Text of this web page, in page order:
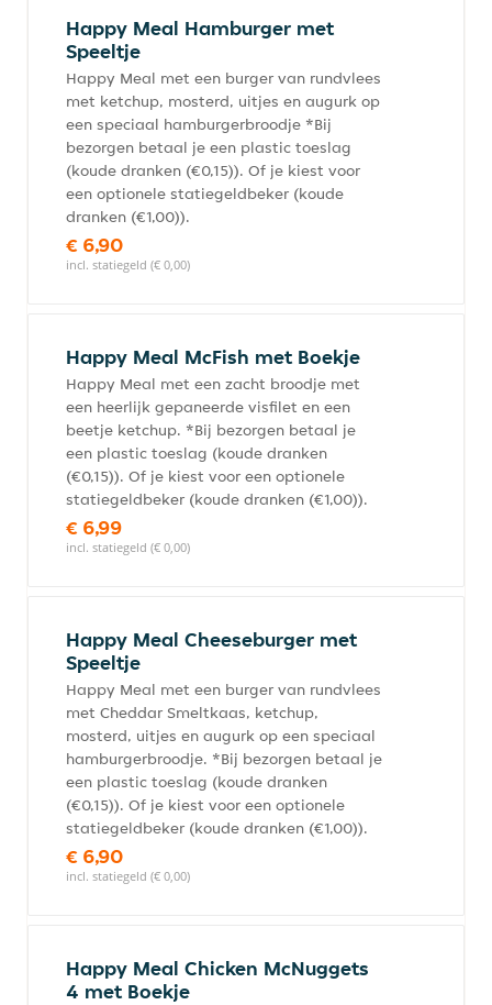
Happy Meal Hamburger met
Speeltje
Happy Meal met een burger van rundvlees
met ketchup, mosterd, uitjes en augurk op
een speciaal hamburgerbroodje *Bij
bezorgen betaal je een plastic toeslag
(koude dranken (€0,15)). Of je kiest voor
een optionele statiegeldbeker (koude
dranken (€1,00)).
€ 6,90
incl. statiegeld (€ 0,00)
Happy Meal McFish met Boekje
Happy Meal met een zacht broodje met
een heerlijk gepaneerde visfilet en een
beetje ketchup. *Bij bezorgen betaal je
een plastic toeslag (koude dranken
(€0,15)). Of je kiest voor een optionele
statiegeldbeker (koude dranken (€1,00)).
€ 6,99
incl. statiegeld (€ 0,00)
Happy Meal Cheeseburger met
Speeltje
Happy Meal met een burger van rundvlees
met Cheddar Smeltkaas, ketchup,
mosterd, uitjes en augurk op een speciaal
hamburgerbroodje. *Bij bezorgen betaal je
een plastic toeslag (koude dranken
(€0,15)). Of je kiest voor een optionele
statiegeldbeker (koude dranken (€1,00)).
€ 6,90
incl. statiegeld (€ 0,00)
Happy Meal Chicken McNuggets
4 met Boekje